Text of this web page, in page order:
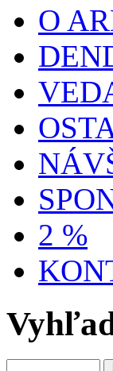
O
2 %